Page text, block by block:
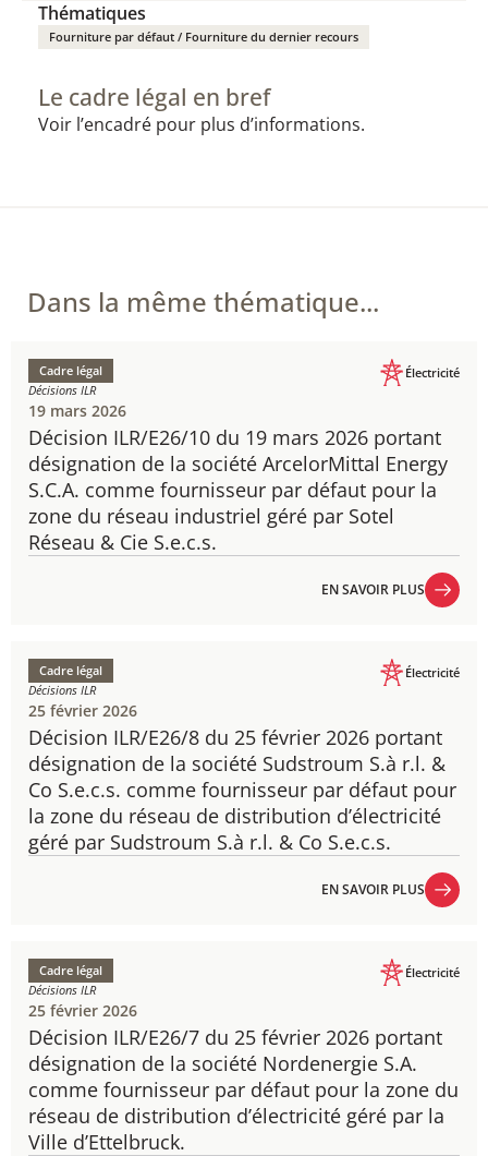
Thématiques
Fourniture par défaut / Fourniture du dernier recours
Le cadre légal en bref
Voir l’encadré pour plus d’informations.
Dans la même thématique...
Décision ILR/E26/10 du 19 mars 2026 portant
désignation de la société ArcelorMittal Energy
S.C.A. comme fournisseur par défaut pour la
zone du réseau industriel géré par Sotel
Réseau & Cie S.e.c.s.
Cadre légal
Décisions ILR
Électricité
19 mars 2026
EN SAVOIR PLUS
Décision ILR/E26/8 du 25 février 2026 portant
désignation de la société Sudstroum S.à r.l. &
Co S.e.c.s. comme fournisseur par défaut pour
la zone du réseau de distribution d’électricité
géré par Sudstroum S.à r.l. & Co S.e.c.s.
Cadre légal
Décisions ILR
Électricité
25 février 2026
EN SAVOIR PLUS
Décision ILR/E26/7 du 25 février 2026 portant
désignation de la société Nordenergie S.A.
comme fournisseur par défaut pour la zone du
réseau de distribution d’électricité géré par la
Ville d’Ettelbruck.
Cadre légal
Décisions ILR
Électricité
25 février 2026